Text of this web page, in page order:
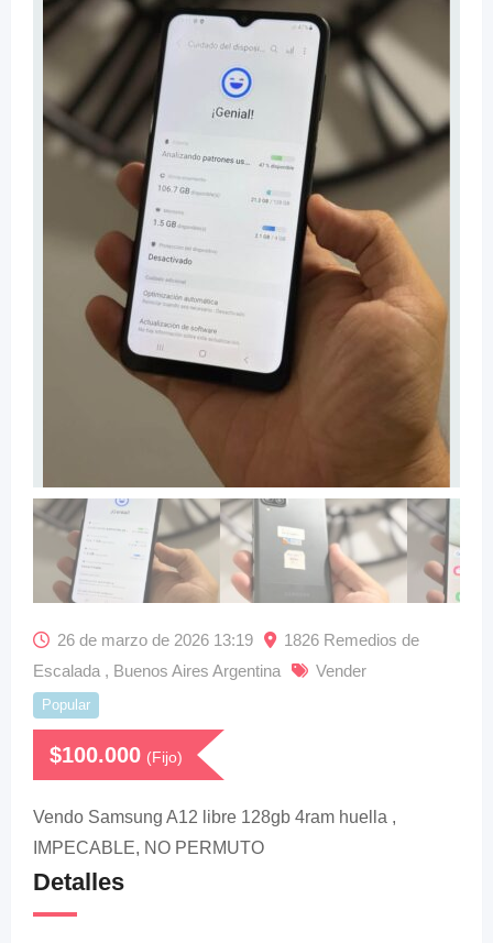
26 de marzo de 2026 13:19
1826 Remedios de
Escalada , Buenos Aires Argentina
Vender
Popular
$100.000 (Fijo)
Vendo Samsung A12 libre 128gb 4ram huella ,
IMPECABLE, NO PERMUTO
Detalles